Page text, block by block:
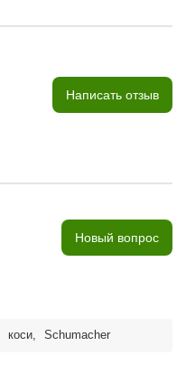
Написать отзыв
Новый вопрос
коси, Schumacher